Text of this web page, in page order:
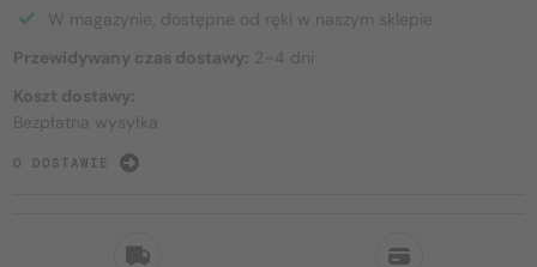
W magazynie, dostępne od ręki w naszym sklepie
Przewidywany czas dostawy: 2–4 dni
Koszt dostawy:
Bezpłatna wysyłka
O DOSTAWIE